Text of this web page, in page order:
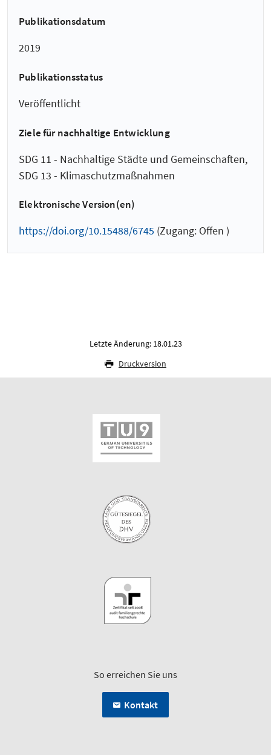
Publikationsdatum
2019
Publikationsstatus
Veröffentlicht
Ziele für nachhaltige Entwicklung
SDG 11 - Nachhaltige Städte und Gemeinschaften,
SDG 13 - Klimaschutzmaßnahmen
Elektronische Version(en)
https://doi.org/10.15488/6745 (Zugang: Offen )
Letzte Änderung: 18.01.23
Druckversion
So erreichen Sie uns
Kontakt